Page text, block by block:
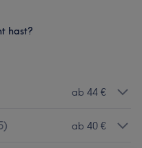
hast?
ab 44 €
) ab 40 €